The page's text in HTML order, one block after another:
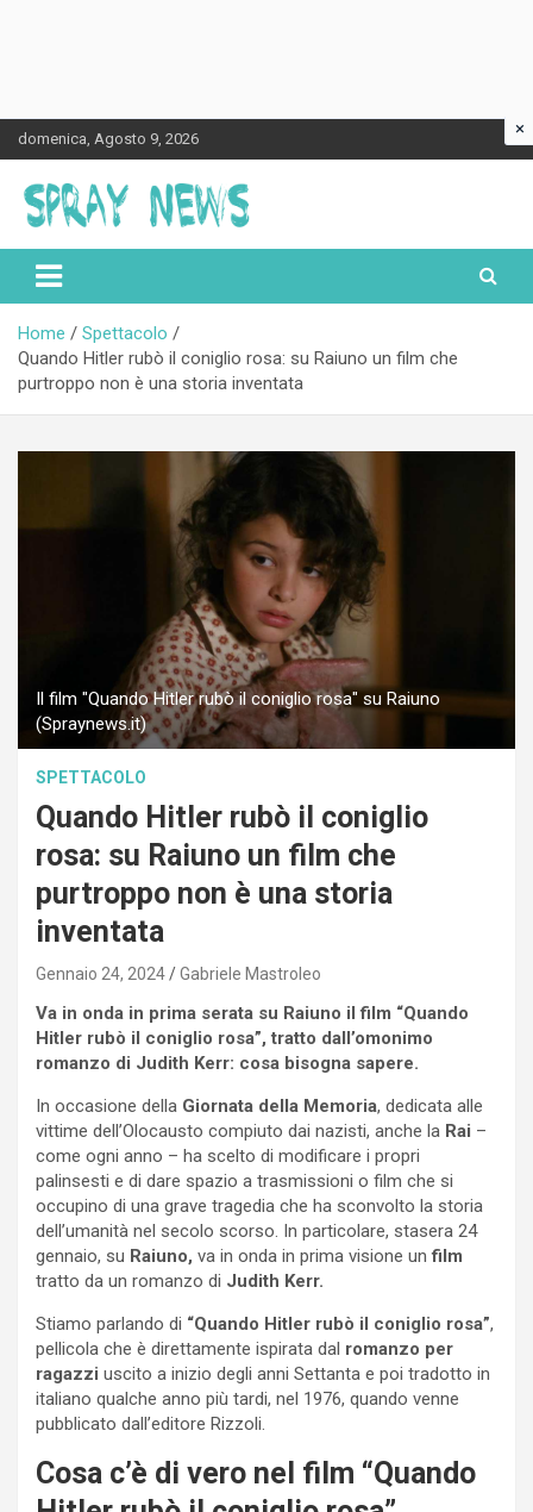
Skip
to
content
domenica, Agosto 9, 2026
Spraynews.it
Home
Spettacolo
Quando Hitler rubò il coniglio rosa: su Raiuno un film che
purtroppo non è una storia inventata
Il film "Quando Hitler rubò il coniglio rosa" su Raiuno
(Spraynews.it)
SPETTACOLO
Quando Hitler rubò il coniglio
rosa: su Raiuno un film che
purtroppo non è una storia
inventata
Gennaio 24, 2024 Gabriele Mastroleo
Va in onda in prima serata su Raiuno il film “Quando
Hitler rubò il coniglio rosa”, tratto dall’omonimo
romanzo di Judith Kerr: cosa bisogna sapere.
In occasione della Giornata della Memoria, dedicata alle
vittime dell’Olocausto compiuto dai nazisti, anche la Rai –
come ogni anno – ha scelto di modificare i propri
palinsesti e di dare spazio a trasmissioni o film che si
occupino di una grave tragedia che ha sconvolto la storia
dell’umanità nel secolo scorso. In particolare, stasera 24
gennaio, su Raiuno, va in onda in prima visione unfilm
tratto da un romanzo di Judith Kerr.
Stiamo parlando di “Quando Hitler rubò il coniglio rosa”,
pellicola che è direttamente ispirata dal romanzo per
ragazzi uscito a inizio degli anni Settanta e poi tradotto in
italiano qualche anno più tardi, nel 1976, quando venne
pubblicato dall’editore Rizzoli.
Cosa c’è di vero nel film “Quando
×